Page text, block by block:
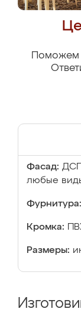
Поможем
Фасад:
любые
Фурнитура:
Кромка:
Размеры: